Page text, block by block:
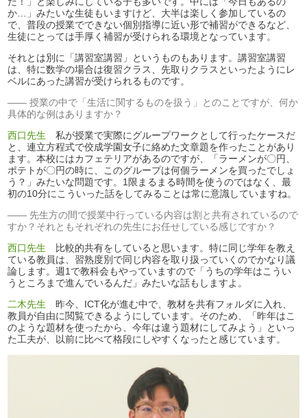
か…」みたいな生徒もいますけど、大半は楽しく参加しているの
で、普段の授業でできない個別指導に近い形で補習ができるなど、
生徒にとっては手厚く補習が受けられる環境となっています。
それとは別に「講習室講習」というものもあります。講習室講習
は、特に数学の場合は復習クラス、先取りクラスといったようにレ
ベルにあった講習が受けられるものです。
授業の中で「生活に関するものを扱う」とのことですが、何か
具体的な例はありますか？
西口先生 私が授業で実際にグループワークとして行ったケースだ
と、連立方程式で佼成学園女子に絡めた文章題を作ったことがあり
ます。本校にはカフェテリアがあるのですが、「ラーメンが〇円、
ポテトが〇円の時に、このグループは何個ラーメンを買ったでしょ
う？」みたいな問題です。1限まるまる時間を使うのではなく、最
初の10分にこういった話をしてみることは常に意識していますね。
先生方の間で授業中行っている内容は割と共有されているので
すか？それともそれぞれの先生にお任せしている感じですか？
西口先生 比較的共有をしていると思います。特に同じ学年を教え
ている教員は、習熟度別で同じ内容を取り扱っていくのでかなり議
論します。週1で教科会もやっていますので「うちの学年はこうい
うところまで進んでいるんだ」みたいな話もしますよ。
二木先生 昨今、ICT化が進む中で、教材を共有フォルダに入れ、
教員が自由に閲覧できるようにしています。そのため、「昨年はこ
のような題材を使ったから、今年は違う題材にしてみよう」といっ
た工夫が、以前に比べて格段にしやすくなったと感じています。